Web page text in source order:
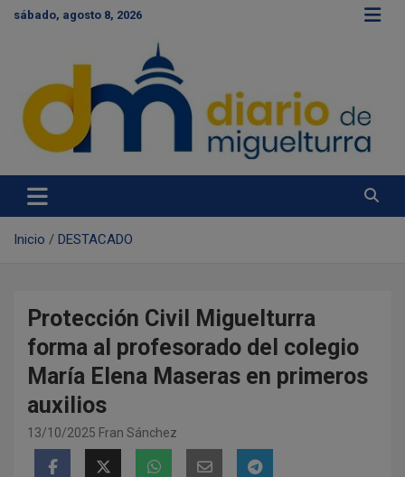
o
t
sábado, agosto 8, 2026
Diario de Miguelturra
Inicio DESTACADO
Protección Civil Miguelturra
forma al profesorado del colegio
María Elena Maseras en primeros
auxilios
13/10/2025 Fran Sánchez